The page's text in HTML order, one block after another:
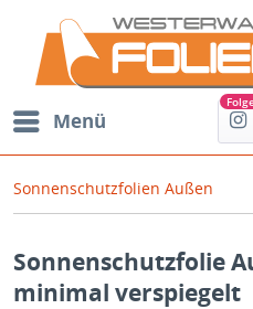
Menü
Sonnenschutzfolien Außen
Sonnenschutzfolie
minimal verspiegelt